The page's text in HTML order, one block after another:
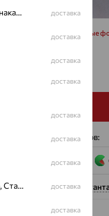
Запросить дополнительные
с помощью сервисов:
помощь
Актюбинский, Азнакаевский район доставка
доставка
доставка
доставка
доставка
доставка
доставка
Александровское, Ставропольский край доставка
доставка